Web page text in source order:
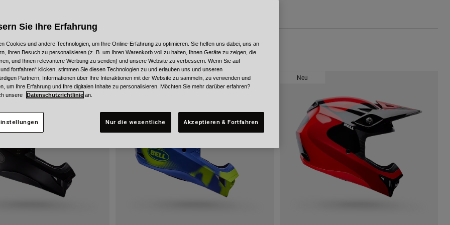
Neu Neu
Sie Ihre Erfahrung
Cookies und andere Technologien, um Ihre Online-Erfahrung zu optimieren. Sie helfen uns dabei, uns an
Ihren Besuch zu personalisieren (z. B. um Ihren Warenkorb voll zu halten, Ihnen Geräte zu zeigen, die
und Ihnen relevantere Werbung zu senden) und unsere Website zu verbessern. Wenn Sie auf
und fortfahren“ klicken, stimmen Sie diesen Technologien zu und erlauben uns und unseren
Partnern, Informationen über Ihre Interaktionen mit der Website zu sammeln, zu verwenden und
um Ihre Erfahrung und Ihre digitalen Inhalte zu personalisieren. Möchten Sie mehr darüber erfahren?
unsere
Datenschutzrichtlinie an.
Nur die wesentliche Akzeptieren & Fortfahren